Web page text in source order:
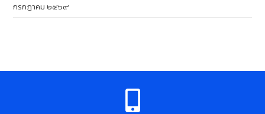
กรกฎาคม ๒๕๖๙